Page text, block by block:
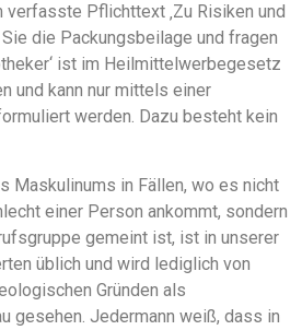
verfasste Pflichttext ‚Zu Risiken und
die Packungsbeilage und fragen
ist im Heilmittelwerbegesetz
und kann nur mittels einer
werden. Dazu besteht kein
Maskulinums in Fällen, wo es nicht
einer Person ankommt, sondern
gemeint ist, ist in unserer
üblich und wird lediglich von
Gründen als
gesehen. Jedermann weiß, dass in